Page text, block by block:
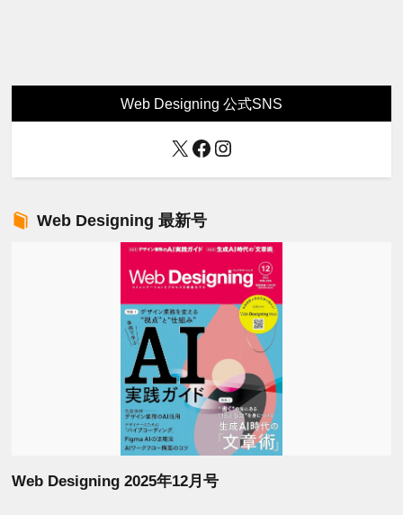
Web Designing 公式SNS
X Facebook
Instagram
Web Designing 最新号
Web Designing 2025年12月号